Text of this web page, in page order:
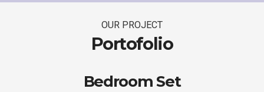
OUR PROJECT
Portofolio
Bedroom Set